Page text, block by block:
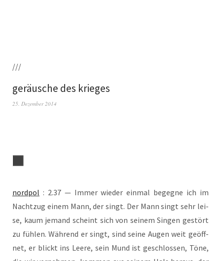
///
geräusche des krieges
25. Dezember 2014
nord­pol : 2.37 — Immer wie­der ein­mal begeg­ne ich im
Nacht­zug einem Mann, der singt. Der Mann singt sehr lei­
se, kaum jemand scheint sich von sei­nem Sin­gen gestört
zu füh­len. Wäh­rend er singt, sind sei­ne Augen weit geöff­
net, er blickt ins Lee­re, sein Mund ist geschlos­sen, Töne,